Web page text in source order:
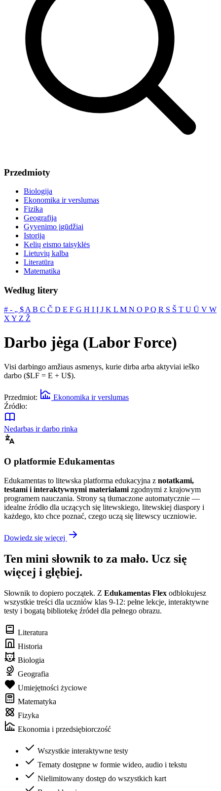
Przedmioty
Biologija
Ekonomika ir verslumas
Fizika
Geografija
Gyvenimo įgūdžiai
Istorija
Kelių eismo taisyklės
Lietuvių kalba
Literatūra
Matematika
Według litery
# ‐ „ $ A B C Č D E F G H I Į J K L M N O PQ R S Š T U Ū V W
X Y Z Ž
Darbo jėga (Labor Force)
Visi darbingo amžiaus asmenys, kurie dirba arba aktyviai ieško
darbo ($LF = E + U$).
Przedmiot:
Ekonomika ir verslumas
Źródło:
Nedarbas ir darbo rinka
O platformie Edukamentas
Edukamentas to litewska platforma edukacyjna z notatkami,
testami i interaktywnymi materiałami zgodnymi z krajowym
programem nauczania. Strony są tłumaczone automatycznie —
idealne źródło dla uczących się litewskiego, litewskiej diaspory i
każdego, kto chce poznać, czego uczą się litewscy uczniowie.
Dowiedz się więcej
Ten mini słownik to za mało. Ucz się
więcej i głębiej.
Słownik to dopiero początek. Z Edukamentas Flex odblokujesz
wszystkie treści dla uczniów klas 9-12: pełne lekcje, interaktywne
testy i bogatą bibliotekę źródeł dla pełnego obrazu.
Literatura
Historia
Biologia
Geografia
Umiejętności życiowe
Matematyka
Fizyka
Ekonomia i przedsiębiorczość
Wszystkie interaktywne testy
Tematy dostępne w formie wideo, audio i tekstu
Nielimitowany dostęp do wszystkich kart